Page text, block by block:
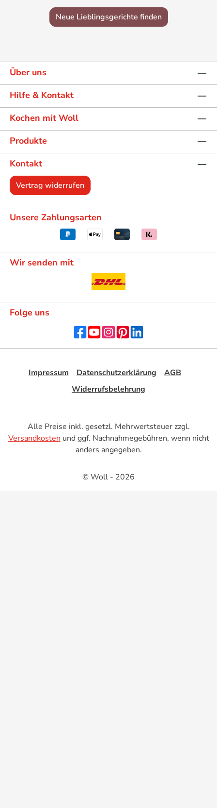
Neue Lieblingsgerichte finden
Über uns
Hilfe & Kontakt
Kochen mit Woll
Produkte
Kontakt
Vertrag widerrufen
Unsere Zahlungsarten
Wir senden mit
Folge uns
Impressum Datenschutzerklärung
AGB
Widerrufsbelehrung
Alle Preise inkl. gesetzl. Mehrwertsteuer zzgl.
Versandkosten und ggf. Nachnahmegebühren, wenn nicht
anders angegeben.
© Woll - 2026